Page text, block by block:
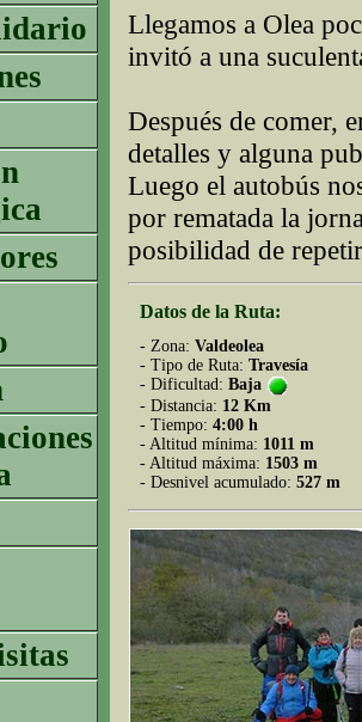
Llegamos a Olea
invitó a una
Después de comer,
detalles y alguna
Luego el autobús
por rematada la
posibilidad de
Datos de la Ruta:
- Zona: Valdeolea
- Tipo de Ruta: Travesía
- Dificultad: Baja
- Distancia: 12 Km
- Tiempo: 4:00 h
- Altitud mínima: 1011 m
- Altitud máxima: 1503 m
- Desnivel acumulado: 527 m